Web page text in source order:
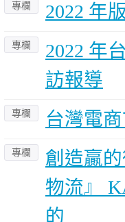
專欄 2022 年
專欄
2022 年
訪報導
專欄 台灣電
專欄
創造贏
物流』
的